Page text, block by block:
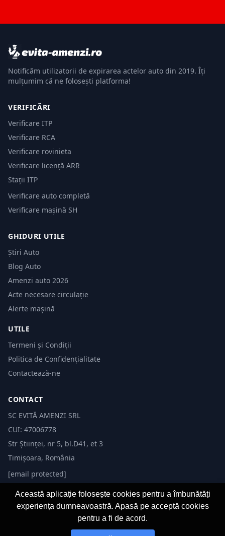
Notificăm utilizatorii de expirarea actelor auto din 2019. Îți
mulțumim că ne folosești platforma!
VERIFICĂRI
Verificare ITP
Verificare RCA
Verificare rovinieta
Verificare licență ARR
Stații ITP
Verificare auto completă
Verificare mașină SH
GHIDURI UTILE
Știri Auto
Blog Auto
Amenzi auto 2026
Acte necesare circulație
Alerte mașină
UTILE
Termeni și Condiții
Politica de Confidențialitate
Contactează-ne
CONTACT
SC EVITĂ AMENZI SRL
CUI: 47006778
Str Științei, nr 5, bl.D41, et 3
Timișoara, România
[email protected]
© 2026 Evită Amenzi. Toate drepturile rezervate. Dezvoltat de
Această aplicație folosește cookies pentru a îmbunătăți
experiența dumneavoastră. Apasă pe acceptă cookies
pentru a fi de acord.